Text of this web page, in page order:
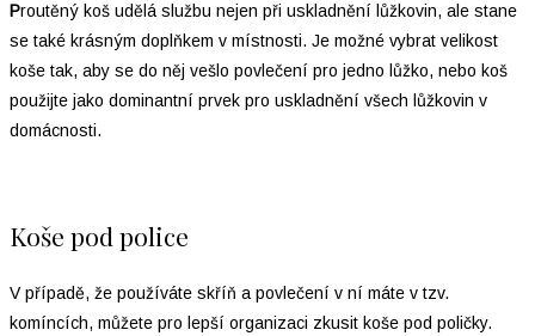
Proutěný koš udělá službu nejen při uskladnění lůžkovin, ale stane
se také krásným doplňkem v místnosti. Je možné vybrat velikost
koše tak, aby se do něj vešlo povlečení pro jedno lůžko, nebo koš
použijte jako dominantní prvek pro uskladnění všech lůžkovin v
domácnosti.
Koše pod police
V případě, že používáte skříň a povlečení v ní máte v tzv.
komíncích, můžete pro lepší organizaci zkusit koše pod poličky.